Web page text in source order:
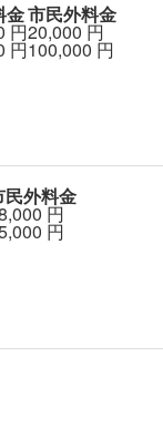
金市民外料金
円20,000円
円100,000 円
民外料金
円
円